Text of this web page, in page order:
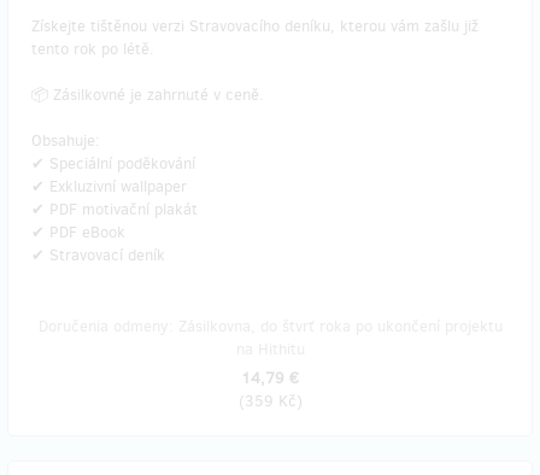
​Získejte tištěnou verzi Stravovacího deníku, kterou vám zašlu již
tento rok po létě.
📦 Zásilkovné je zahrnuté v ceně.
Obsahuje:
✔ Speciální poděkování
✔ Exkluzivní wallpaper
✔ PDF motivační plakát
✔ PDF eBook
✔ Stravovací deník
14,79 €
(359 Kč)